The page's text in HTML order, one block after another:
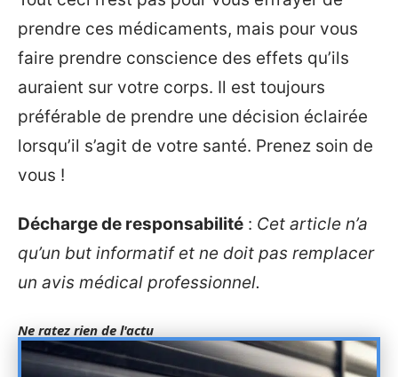
prendre ces médicaments, mais pour vous
faire prendre conscience des effets qu’ils
auraient sur votre corps. Il est toujours
préférable de prendre une décision éclairée
lorsqu’il s’agit de votre santé. Prenez soin de
vous !
Décharge de responsabilité : Cet article n’a
qu’un but informatif et ne doit pas remplacer
un avis médical professionnel.
Ne ratez rien de l'actu